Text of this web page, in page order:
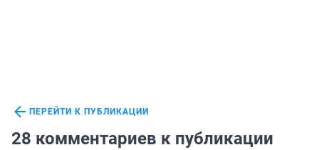
ПЕРЕЙТИ К ПУБЛИКАЦИИ
28 комментариев к публикации